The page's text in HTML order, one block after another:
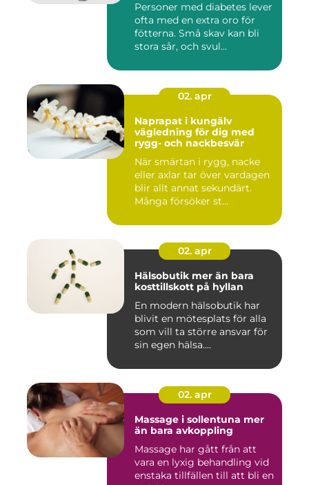
Personer med diabetes lever
ofta med en extra oro för
fötterna. Små skav kan bli
stora sår, och svul...
02. apr
Naprapat i kungälv
vägledning för dig med
rygg- och nackbesvär
När smärtan i rygg, nacke
eller axlar tar över vardagen
blir allt annat sekundärt.
Många försöker st...
02. apr
Hälsobutik mer än bara
kosttillskott på hyllan
En modern hälsobutik har
blivit en mötesplats för alla
som vill ta större ansvar för
sin egen hälsa....
02. apr
Massage i sollentuna mer
än bara avkoppling
Massage har gått från att
vara en lyxig behandling vid
enstaka tillfällen till att bli en